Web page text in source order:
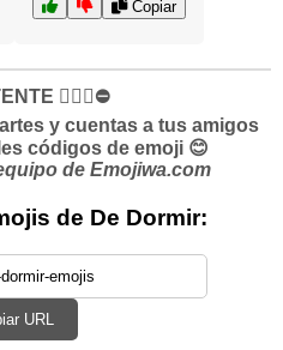
Copiar
✋🏻🛑⛔️
y cuentas a tus amigos
códigos de emoji 😊
de Emojiwa.com
de De Dormir:
URL